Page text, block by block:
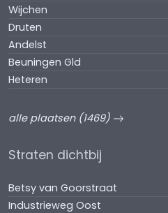
Wijchen
Druten
Andelst
Beuningen Gld
Heteren
alle plaatsen (1469)
Straten dichtbij
Betsy van Goorstraat
Industrieweg Oost